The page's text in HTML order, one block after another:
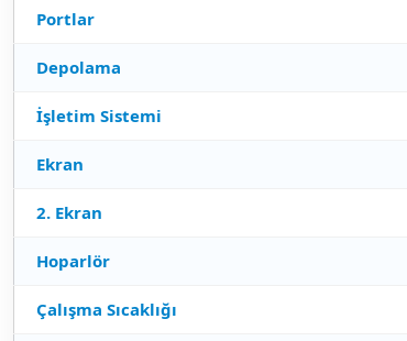
Portlar
Depolama
İşletim Sistemi
Ekran
2. Ekran
Hoparlör
Çalışma Sıcaklığı